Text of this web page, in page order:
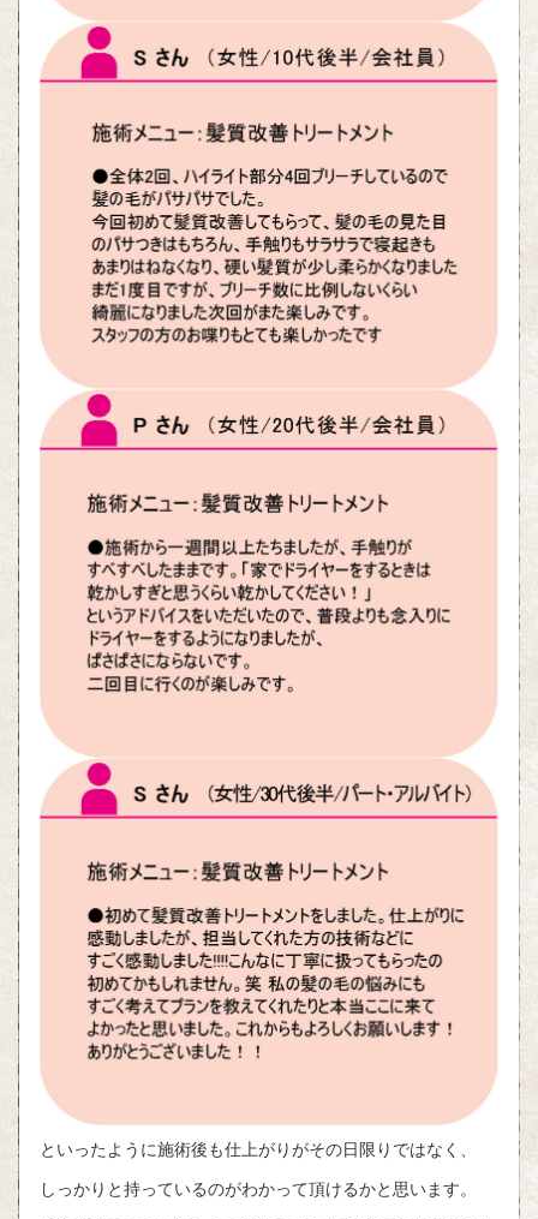
といったように施術後も仕上がりがその日限りではなく、
しっかりと持っているのがわかって頂けるかと思います。